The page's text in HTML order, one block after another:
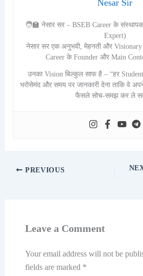
Nesar Sir
🧑‍🏫 नेसार सर – BSEB Career के
Expert)
नेसार सर एक अनुभवी, मेहनती और
Career के Founder और Main
उनका Vision बिल्कुल साफ है – “हर
भरोसेमंद और समय पर जानकारी देना ताकि वे
फैसले सोच-समझ कर ले
PREVIOUS
Leave a Comment
Your email address will not be
fields are marked *